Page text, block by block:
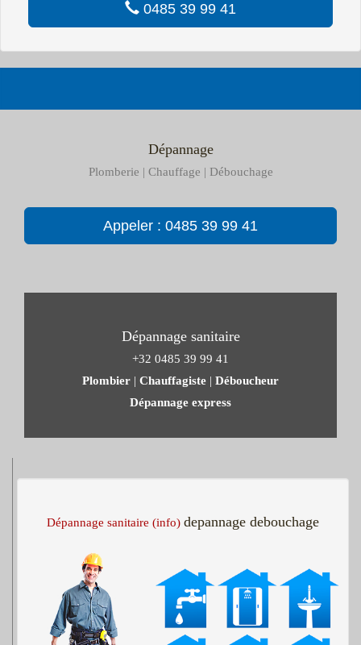
0485 39 99 41
Dépannage
Plomberie | Chauffage | Débouchage
Appeler : 0485 39 99 41
Dépannage sanitaire
+32 0485 39 99 41
Plombier | Chauffagiste | Déboucheur
Dépannage express
Dépannage sanitaire (info) depannage debouchage